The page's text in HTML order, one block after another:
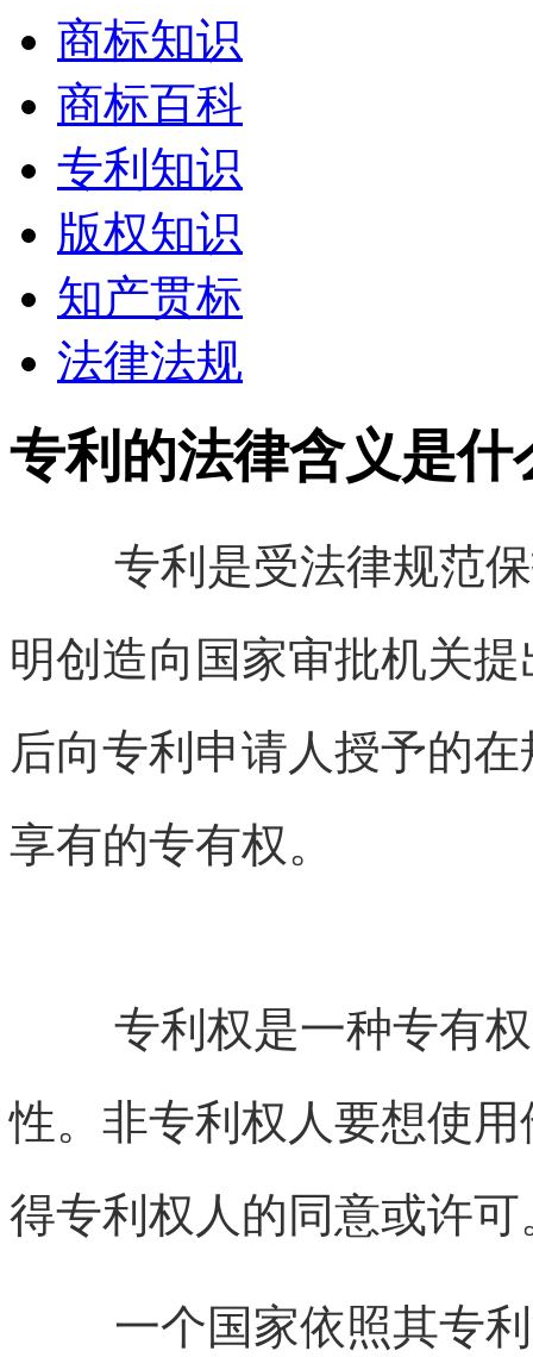
商标知识
商标百科
专利知识
版权知识
知产贯标
法律法规
专利的法律含义是什
专利是受法律规范
明创造向国家审批机关
后向专利申请人授予的
享有的专有权。
专利权是一种专有
性。非专利权人要想使
得专利权人的同意或许可
一个国家依照其专